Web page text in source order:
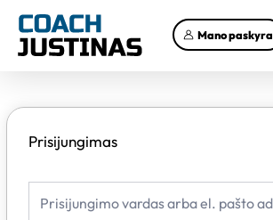
prie
turinio
Mano paskyra
Prisijungimas